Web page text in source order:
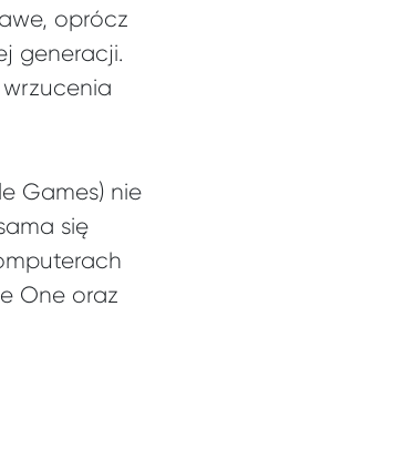
oprócz
generacji.
Games) nie
się
One oraz